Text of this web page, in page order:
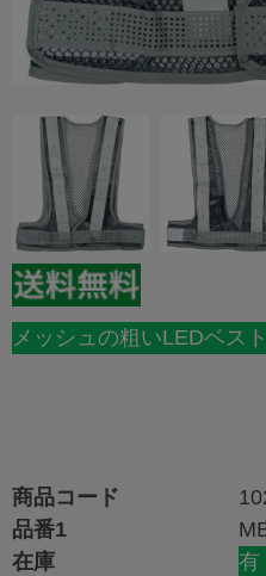
メッシュの粗いLEDベス
商品コード
品番1
在庫
有